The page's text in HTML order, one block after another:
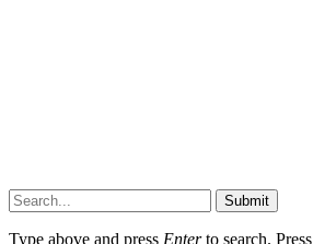
Submit
Type above and press Enterto search. Press